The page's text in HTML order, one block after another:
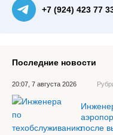
+7 (924) 423 77
Последние новости
20:07, 7 августа 2026
после